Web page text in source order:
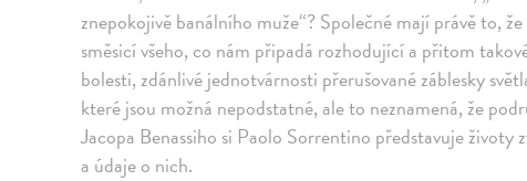
znepokojivě banálního muže“? Společné mají právě to,
směsicí všeho, co nám připadá rozhodující a přitom
bolesti, zdánlivé jednotvárnosti přerušované záblesky
které jsou možná nepodstatné, ale to neznamená, že
Jacopa Benassiho si Paolo Sorrentino představuje životy
a údaje o nich.